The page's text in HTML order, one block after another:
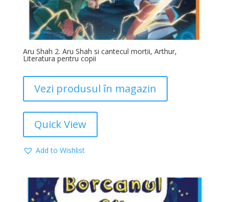
Aru Shah 2. Aru Shah si cantecul mortii, Arthur,
Literatura pentru copii
Vezi produsul în magazin
Quick View
Add to Wishlist